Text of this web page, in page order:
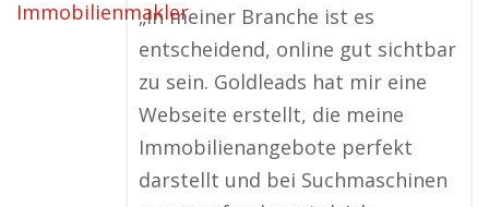
„In meiner Branche ist es
entscheidend, online gut sichtbar
zu sein. Goldleads hat mir eine
Webseite erstellt, die meine
Immobilienangebote perfekt
darstellt und bei Suchmaschinen